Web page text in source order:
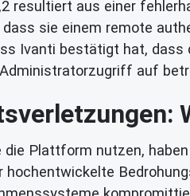
resultiert aus einer
dass sie einem remote
Ivanti bestätigt hat,
auf
Plattform nutzen,